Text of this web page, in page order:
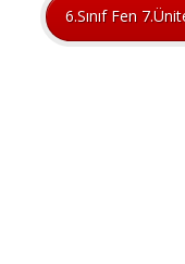
6.Sınıf Fen